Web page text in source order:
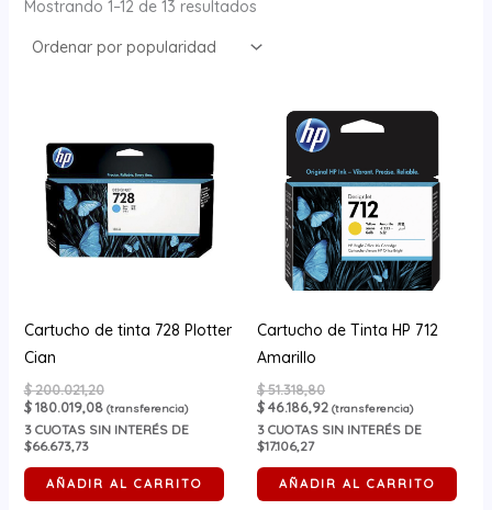
Mostrando 1–12 de 13 resultados
Cartucho de tinta 728 Plotter
Cian
$200.021,20
$180.019,08 (transferencia)
3CUOTAS SIN INTERÉS DE
$66.673,73
AÑADIR AL CARRITO
Cartucho de Tinta HP 712
Amarillo
$51.318,80
$46.186,92 (transferencia)
3 CUOTAS SIN INTERÉS DE
$17.106,27
AÑADIR AL CARRITO